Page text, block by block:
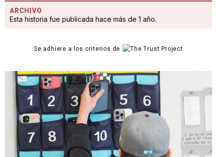
ARCHIVO
Esta historia fue publicada hace más de 1 año.
Se adhiere a los criterios de